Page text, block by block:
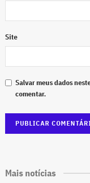
Site
Salvar meus dados
comentar.
Mais notícias